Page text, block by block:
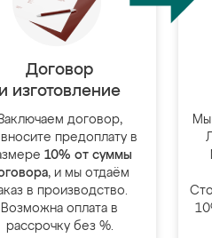
Договор
изготовление
договор,
предоплату в
10% от суммы
, и мы отдаём
в производство.
Возможна оплата в
рассрочку без %.
Мы